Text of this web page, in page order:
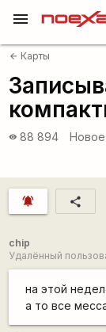
menu
arrow_back Карты
visibility 88 894
notifications_active share
chip
Удалённый
на этой
а то все